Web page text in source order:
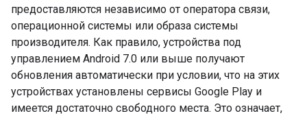
предоставляются независимо от оператора связи,
операционной системы или образа системы
производителя. Как правило, устройства под
управлением Android 7.0 или выше получают
обновления автоматически при условии, что на этих
устройствах установлены сервисы Google Play и
имеется достаточно свободного места. Это означает,